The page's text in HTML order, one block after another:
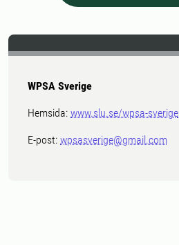
WPSA Sverige
Hemsida: www.slu.se/wpsa-sverige
E-post: wpsasverige@gmail.com